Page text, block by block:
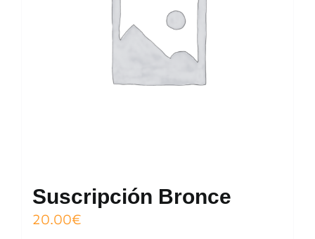
Suscripción Bronce
20.00€